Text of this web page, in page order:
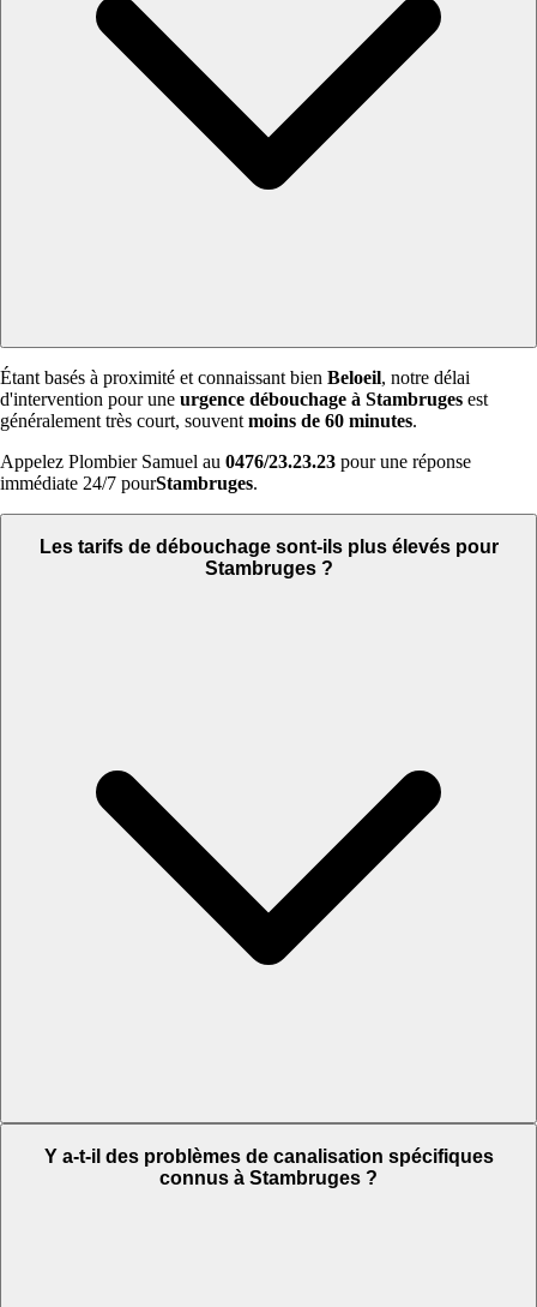
Étant basés à proximité et connaissant bien Beloeil, notre délai
d'intervention pour une urgence débouchage à Stambruges est
généralement très court, souvent moins de 60 minutes.
Appelez Plombier Samuel au 0476/23.23.23 pour une réponse
immédiate 24/7 pourStambruges.
Les tarifs de débouchage sont-ils plus élevés pour
Stambruges ?
Y a-t-il des problèmes de canalisation spécifiques
connus à Stambruges ?